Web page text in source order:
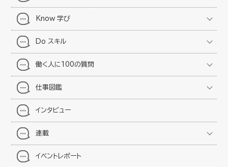
Know 学び
Do スキル
働く人に100の質問
仕事図鑑
インタビュー
連載
イベントレポート